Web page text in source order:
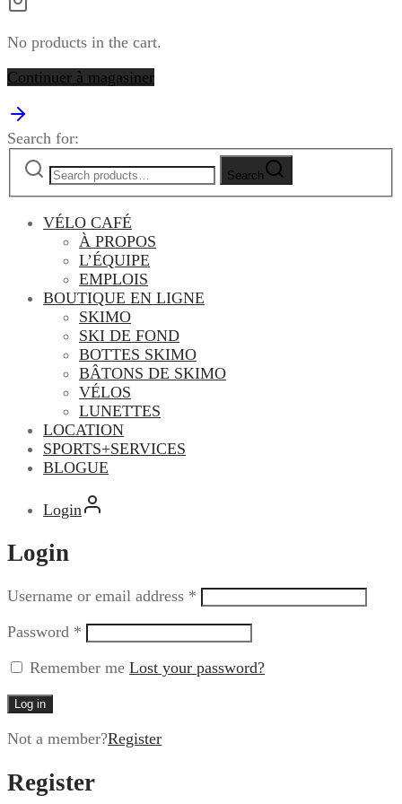
No products in the cart.
Continuer à magasiner
Search for:
Search
VÉLO CAFÉ
À PROPOS
L’ÉQUIPE
EMPLOIS
BOUTIQUE EN LIGNE
SKIMO
SKI DE FOND
BOTTES SKIMO
BÂTONS DE SKIMO
VÉLOS
LUNETTES
LOCATION
SPORTS+SERVICES
BLOGUE
Login
Login
Username or email address *
Password *
Remember me Lost your password?
Log in
Not a member?Register
Register